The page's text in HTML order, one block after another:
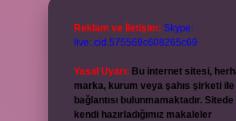
Reklam ve İletişim: Skype:
live:.cid.575569c608265c69
Yasal Uyarı: Bu internet sitesi,
marka, kurum veya şahıs şirketi
bağlantısı bulunmamaktadır. Sitede
kendi hazırladığımız makaleler